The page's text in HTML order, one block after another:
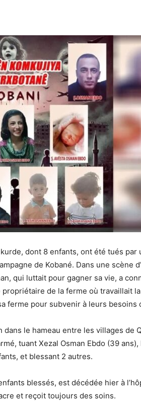
kurde, dont 8 enfants, ont été tués
de Kobané. Dans une scène
qui luttait pour gagner sa vie, a
de la ferme où travaillait
ferme pour subvenir à leurs besoins
dans le hameau entre les villages de
tuant Xezal Osman Ebdo (39
et blessant 2 autres.
blessés, est décédée hier à
et reçoit toujours des soins.